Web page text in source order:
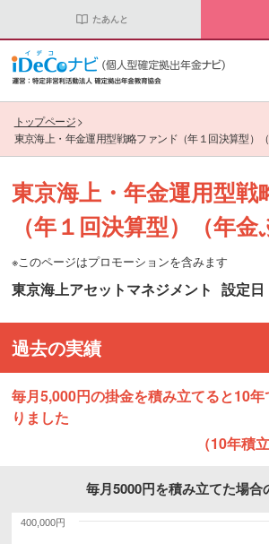
たあんと
トップページ>
東京海上・年金運用型戦略ファンド（年１回決算型）（
東京海上・年金運用型戦
（年１回決算型）（年金
※このページはプロモーションを含みます
東京海上アセットマネジメント 設定日
過去の実績
毎月5,000円の掛金を積み立てると10
りました
（10年積
毎月5000円を積み立てた場合
400,000円